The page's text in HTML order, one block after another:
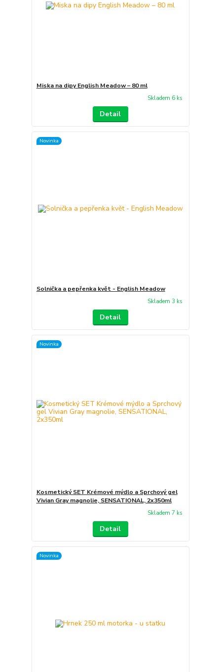
Miska na dipy English Meadow – 80 ml
Skladem 6 ks
Detail
Novinka
Solnička a pepřenka květ - English Meadow
Skladem 3 ks
Detail
Novinka
Kosmetický SET Krémové mýdlo a Sprchový gel
Vivian Gray magnolie, SENSATIONAL, 2x350ml
Skladem 7 ks
Detail
Novinka